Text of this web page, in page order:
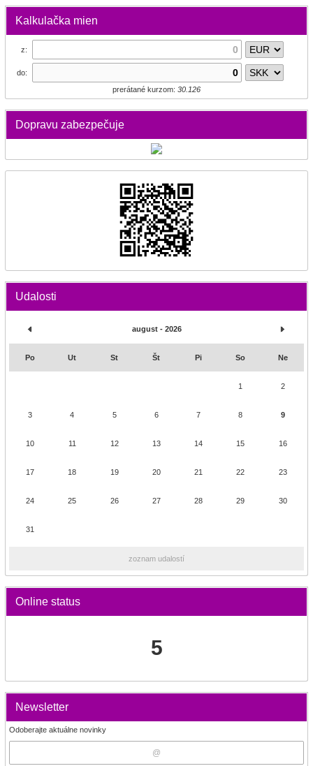
Kalkulačka mien
z:
do:
prerátané kurzom: 30.126
Dopravu zabezpečuje
Udalosti
august - 2026
Po Ut St Št Pi So Ne
1 2
3 4 5 6 7 8 9
10 11 12 13 14 15 16
17 18 19 20 21 22 23
24 25 26 27 28 29 30
31
zoznam udalostí
Online status
5
Newsletter
Odoberajte aktuálne novinky